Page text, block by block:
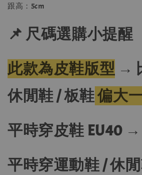
跟高：5cm
📌 尺碼選購小提醒
此款為皮鞋版型 →
休閒鞋 / 板鞋偏大
平時穿皮鞋 EU40 →
平時穿運動鞋 / 休